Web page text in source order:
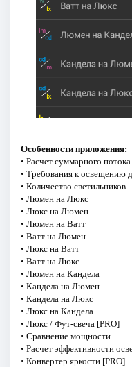
Особенности приложения:
• Расчет суммарного
• Требования к освещению
• Количество светильников
• Люмен на Люкс
• Люкс на Люмен
• Люмен на Ватт
• Ватт на Люмен
• Люкс на Ватт
• Ватт на Люкс
• Люмен на Кандела
• Кандела на Люмен
• Кандела на Люкс
• Люкс на Кандела
• Люкс / Фут-свеча [PRO]
• Сравнение мощности
• Расчет эффективности
• Конвертер яркости [PRO]